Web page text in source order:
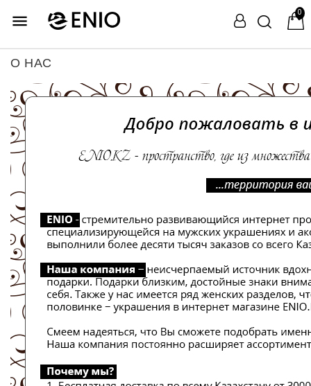
 0
О НАС